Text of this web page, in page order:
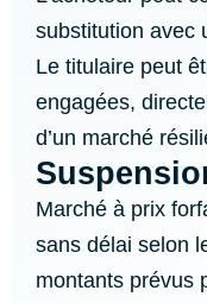
substitution avec
Le titulaire peut
engagées,
d’un marché
Marché à prix
sans délai selon
montants prévus